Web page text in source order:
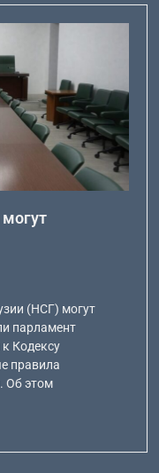
(НСГ) могут
парламент
Кодексу
правила
Об этом